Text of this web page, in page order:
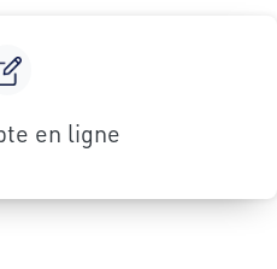
en ligne